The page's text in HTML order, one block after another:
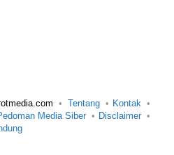
Tentang
Kontak
Media Siber
Disclaimer